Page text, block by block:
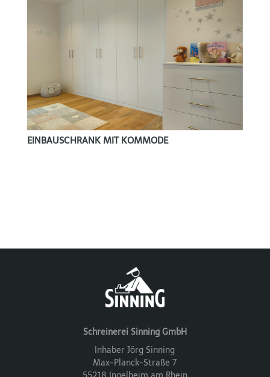
EINBAUSCHRANK MIT KOMMODE
Schreinerei Sinning GmbH
Inhaber Jörg Sinning
Max-Planck-Straße 7